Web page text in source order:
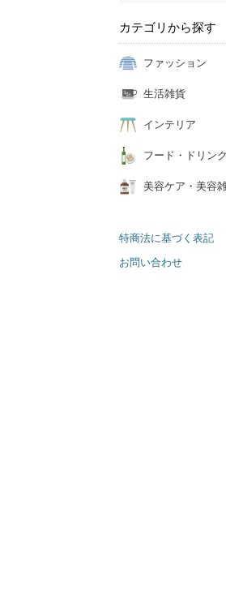
カテゴリから探す
ファッション
生活雑貨
インテリア
フード・ドリンク
美容ケア・美容
特商法に基づく表記
お問い合わせ